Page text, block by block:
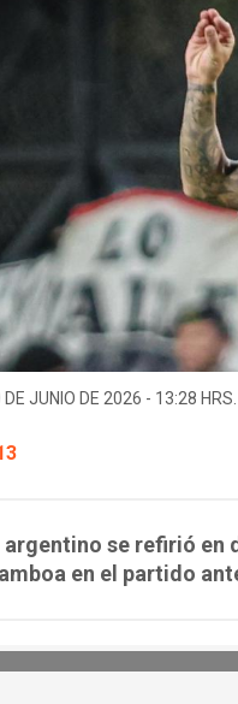
DE JUNIO DE 2026 - 13:28 HRS.
argentino se refirió
en el partido